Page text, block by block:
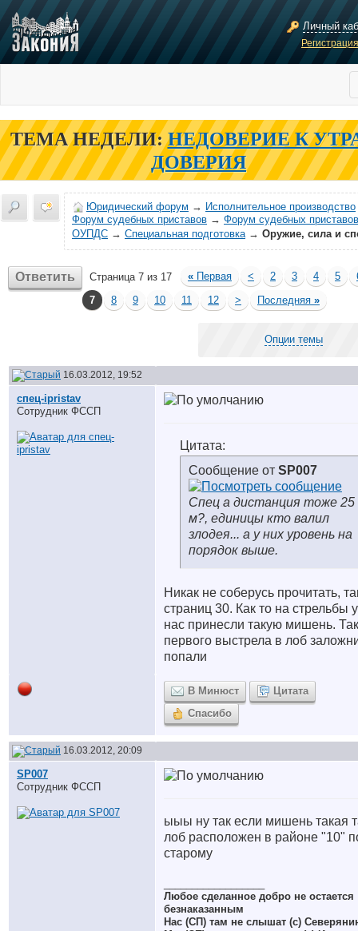
Личный
ТЕМА НЕДЕЛИ: НЕДОВЕРИЕ К
ДОВЕРИЯ
Юридический форум → Исполнительное производство
Форум судебных приставов → Форум судебных
ОУПДС → Специальная подготовка→ Оружие, сила и
Ответить Страница 7 из 17 « Первая < 2 3 4 5
7
8 9 10 11 12 > Последняя »
Опции темы
16.03.2012, 19:52
спец-ipristav
Сотрудник ФССП
Цитата:
Сообщение от SP007
Спец а дистанция тоже 25
м?, единицы кто валил
злодея... а у них уровень на
порядок выше.
Никак не соберусь прочитать,
страниц 30. Как то на стрельбы у
нас принесли такую мишень.
первого выстрела в лоб
попали
В Минюст
Цитата
Спасибо
16.03.2012, 20:09
SP007
Сотрудник ФССП
ыыы ну так если мишень такая
лоб расположен в районе "10"
старому
Любое сделанное добро не остается
безнаказанным
Нас (СП) там не слышат (с)